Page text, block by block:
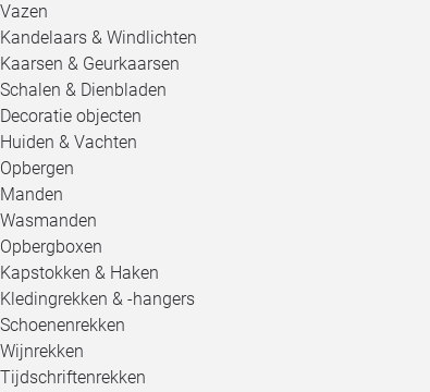
Vazen
Kandelaars & Windlichten
Kaarsen & Geurkaarsen
Schalen & Dienbladen
Decoratie objecten
Huiden & Vachten
Opbergen
Manden
Wasmanden
Opbergboxen
Kapstokken & Haken
Kledingrekken & -hangers
Schoenenrekken
Wijnrekken
Tijdschriftenrekken